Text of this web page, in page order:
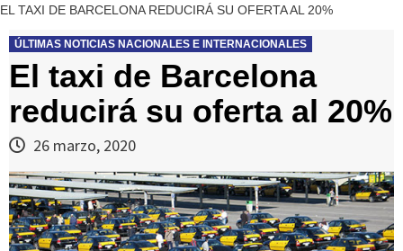
EL TAXI DE BARCELONA REDUCIRÁ SU OFERTA AL 20%
ÚLTIMAS NOTICIAS NACIONALES E INTERNACIONALES
El taxi de Barcelona
reducirá su oferta al 20%
26 marzo, 2020